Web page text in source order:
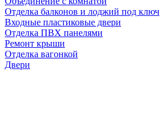
Отделка балконов и лоджий под ключ
Входные пластиковые двери
Отделка ПВХ панелями
Ремонт крыши
Отделка вагонкой
Двери